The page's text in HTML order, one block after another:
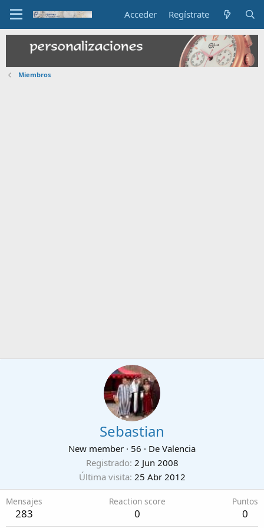
Acceder Regístrate
Miembros
Sebastian
New member · 56 · De Valencia
Registrado 2 Jun 2008
Última visita 25 Abr 2012
Mensajes
283
Reaction score
0
Puntos
0